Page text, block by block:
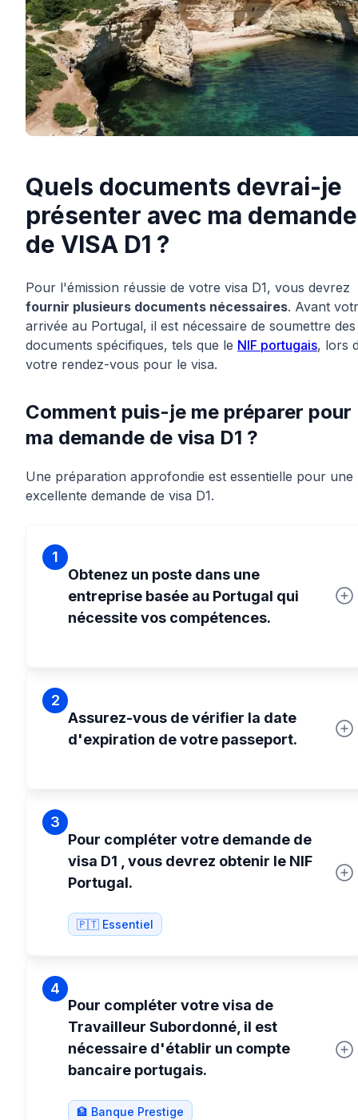
Quels documents devrai-je
présenter avec ma demande
de VISA D1 ?
Pour l'émission réussie de votre visa D1, vous devrez
fournir plusieurs documents nécessaires. Avant
arrivée au Portugal, il est nécessaire de soumettre des
documents spécifiques, tels que le NIF portugais, lors
votre rendez-vous pour le visa.
Comment puis-je me préparer pour
ma demande de visa D1 ?
Une préparation approfondie est essentielle pour une
excellente demande de visa D1.
1
Obtenez un poste dans une
entreprise basée au Portugal qui
nécessite vos compétences.
2
Assurez-vous de vérifier la date
d'expiration de votre passeport.
3
Pour compléter votre demande de
visa D1 , vous devrez obtenir le NIF
Portugal.
🇵🇹 Essentiel
4
Pour compléter votre visa de
Travailleur Subordonné, il est
nécessaire d'établir un compte
bancaire portugais.
🏦 Banque Prestige